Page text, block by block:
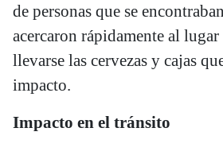
de personas que se
acercaron rápidamente al
llevarse las cervezas y cajas
impacto.
Impacto en el tránsito